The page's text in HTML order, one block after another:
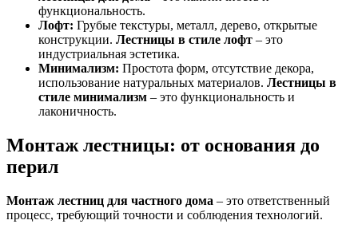
функциональность.
Лофт: Грубые текстуры, металл, дерево, открытые
конструкции. Лестницы в стиле лофт – это
индустриальная эстетика.
Минимализм: Простота форм, отсутствие декора,
использование натуральных материалов. Лестницы в
стиле минимализм – это функциональность и
лаконичность.
Монтаж лестницы: от основания до
перил
Монтаж лестниц для частного дома – это ответственный
процесс, требующий точности и соблюдения технологий.